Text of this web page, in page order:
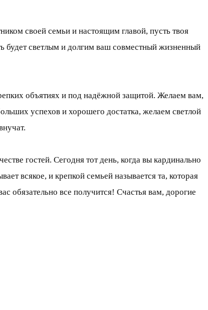
своей семьи и настоящим главой, пусть твоя
будет светлым и долгим ваш совместный жизненный
объятиях и под надёжной защитой. Желаем вам,
успехов и хорошего достатка, желаем светлой
гостей. Сегодня тот день, когда вы кардинально
всякое, и крепкой семьей называется та, которая
обязательно все получится! Счастья вам, дорогие